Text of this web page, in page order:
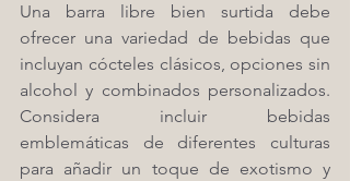
Una barra libre bien surtida debe
ofrecer una variedad de bebidas que
incluyan cócteles clásicos, opciones sin
alcohol y combinados personalizados.
Considera incluir bebidas
emblemáticas de diferentes culturas
para añadir un toque de exotismo y